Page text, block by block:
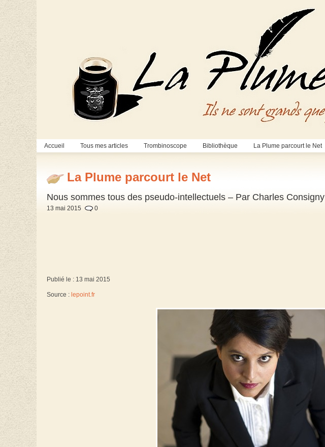
Accueil Tous mes articles Trombinoscope Bibliothèque La Plume parcourt le Net
La Plume parcourt le Net
Nous sommes tous des pseudo-intellectuels – Par Charles Consigny
13 mai 2015 0
Publié le : 13 mai 2015
Source : lepoint.fr